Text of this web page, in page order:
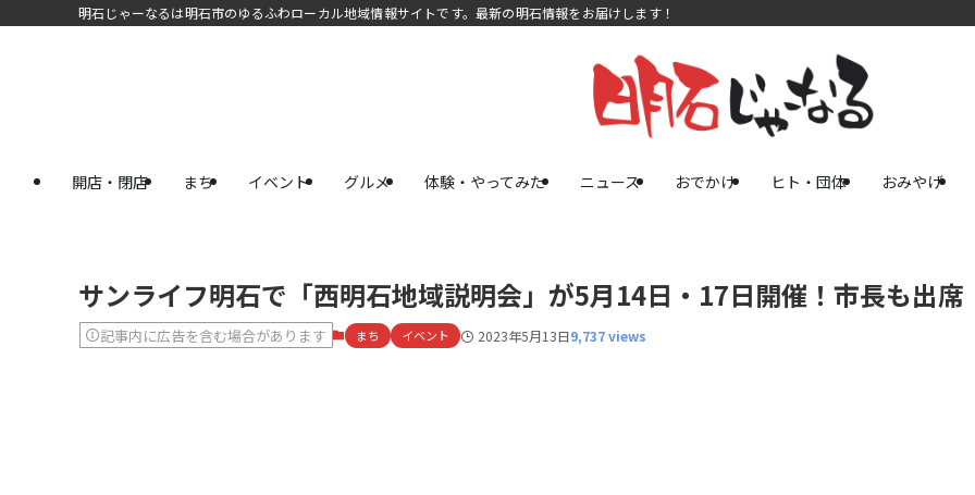
明石じゃーなるは明石市のゆるふわローカル地域情報サイトです。最新の明石情報をお届けします！
開店・閉店 まち イベント グルメ 体験・やってみた ニュース おでかけ ヒト・団体 おみやげ
サンライフ明石で「西明石地域説明会」が5月14日・17日開催！市長も出席
記事内に広告を含む場合があります まち イベント 2023年5月13日9,737 views